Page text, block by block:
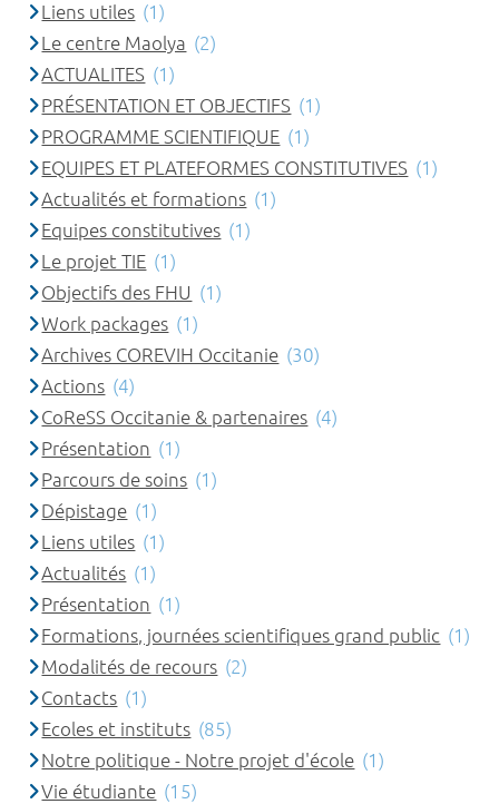
Liens utiles (1)
Le centre Maolya (2)
ACTUALITES (1)
PRÉSENTATION ET OBJECTIFS (1)
PROGRAMME SCIENTIFIQUE (1)
EQUIPES ET PLATEFORMES CONSTITUTIVES (1)
Actualités et formations (1)
Equipes constitutives (1)
Le projet TIE (1)
Objectifs des FHU (1)
Work packages (1)
Archives COREVIH Occitanie (30)
Actions (4)
CoReSS Occitanie & partenaires (4)
Présentation (1)
Parcours de soins (1)
Dépistage (1)
Liens utiles (1)
Actualités (1)
Présentation (1)
Formations, journées scientifiques grand public (1)
Modalités de recours (2)
Contacts (1)
Ecoles et instituts (85)
Notre politique - Notre projet d'école (1)
Vie étudiante (15)